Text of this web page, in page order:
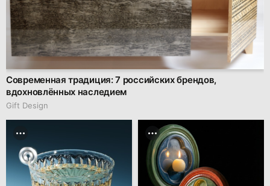
Современная традиция: 7 российских брендов,
вдохновлённых наследием
Gift Design